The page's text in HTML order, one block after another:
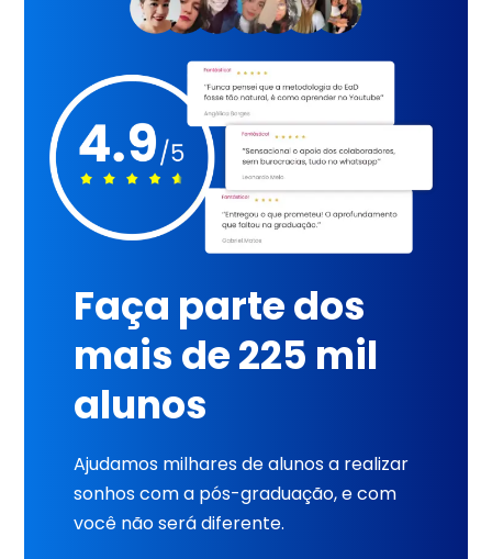
Faça parte dos
mais de 225 mil
alunos
Ajudamos milhares de alunos a realizar
sonhos com a pós-graduação, e com
você não será diferente.